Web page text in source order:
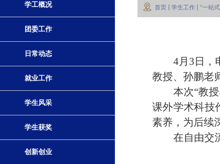
学工概况
团委工作
日常动态
就业工作
学生风采
学生获奖
创新创业
首页 学生工作 “一站
4月 3 日，
教授、 孙鹏老
本次“教
课外学术科技
素养 ， 为后续
在自由交